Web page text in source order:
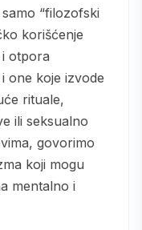
“filozofski
korišćenje
otpora
one koje izvode
rituale,
ili seksualno
govorimo
koji mogu
mentalno i